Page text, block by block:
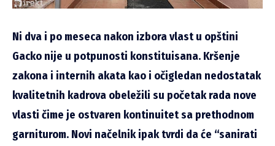
Ni dva i po meseca nakon izbora vlast u opštini
Gacko nije u potpunosti konstituisana. Kršenje
zakona i internih akata kao i očigledan nedostatak
kvalitetnih kadrova obeležili su početak rada nove
vlasti čime je ostvaren kontinuitet sa prethodnom
garniturom. Novi načelnik ipak tvrdi da će “sanirati